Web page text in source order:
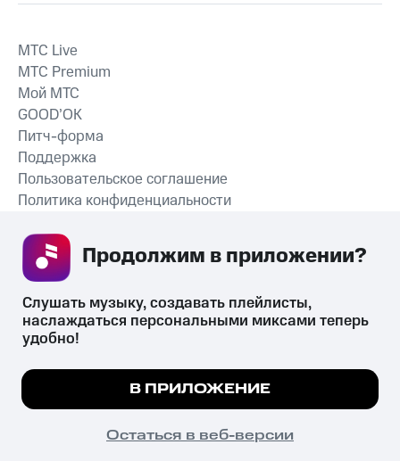
СКАЧАТЬ ПРИЛОЖЕНИЕ
MTС Live
MTС Premium
Мой МТС
GOOD’OK
Питч-форма
Поддержка
Пользовательское соглашение
Политика конфиденциальности
психотропных веществ, их аналогов причиняет вред здоровью,
их незаконный оборот запрещён и влечёт установленную
законодательством ответственность.
© 2026 ООО «КИОН».
Все права защищены
Мы используем куки, чтобы на сайте все
Подробнее
ПОНЯТНО
Слушать музыку, создавать плейлисты,
наслаждаться персональными миксами теперь
удобно!
В ПРИЛОЖЕНИЕ
Остаться в веб-версии